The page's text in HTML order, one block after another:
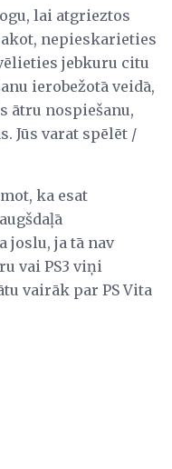
lai atgrieztos
nepieskarieties
jebkuru citu
ierobežotā veidā,
ātru nospiešanu,
Jūs varat spēlēt /
ka esat
joslu, ja tā nav
vai PS3 viņi
vairāk par PS Vita